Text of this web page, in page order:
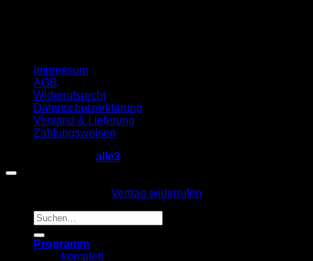
Impressum
AGB
Widerrufsrecht
Datenschutzerklärung
Versand & Lieferung
Zahlungsweisen
alle3
Vertrag widerrufen
Suche
nach:
Programm
komplett